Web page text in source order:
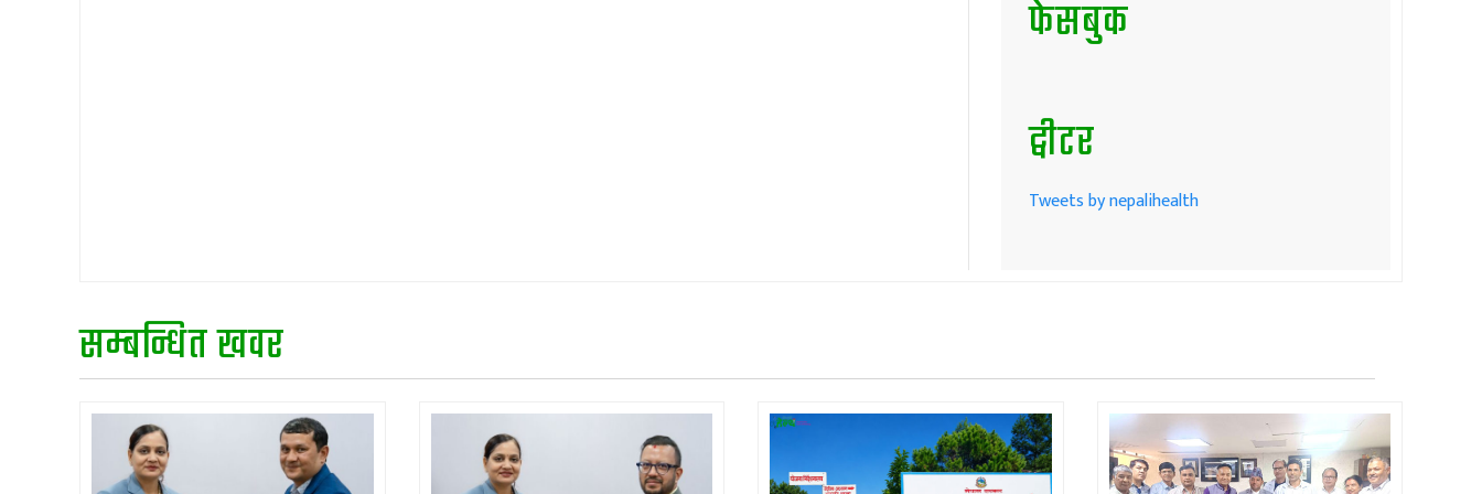
फेसबुक
ट्वीटर
Tweets by nepalihealth
सम्बन्धित खवर